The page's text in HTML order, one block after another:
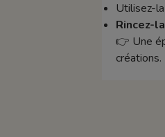
Utilisez-
Rincez-
👉 Une
créations.